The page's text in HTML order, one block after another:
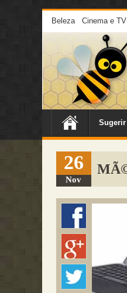
Beleza Cinema e TV
26
Nov